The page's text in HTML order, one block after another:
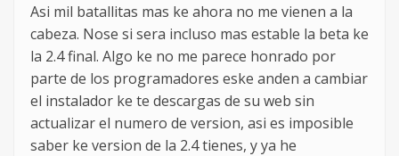
Asi mil batallitas mas ke ahora no me vienen a la
cabeza. Nose si sera incluso mas estable la beta ke
la 2.4 final. Algo ke no me parece honrado por
parte de los programadores eske anden a cambiar
el instalador ke te descargas de su web sin
actualizar el numero de version, asi es imposible
saber ke version de la 2.4 tienes, y ya he